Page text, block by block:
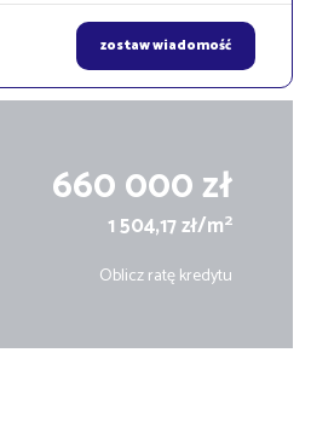
zostaw wiadomość
660 000 zł
1 504,17 zł/m2
Oblicz ratę kredytu